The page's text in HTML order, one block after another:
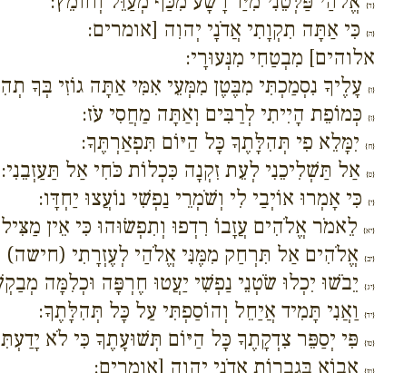
{ד}
{ה} כִּי אַתָּה תִקְוָתִי אֲדֹנָי יְהוִה [אומרים:
אלוהים] מִבְטַחִי מִנְּעוּרָי:
{ו} עָלֶיךָ נִסְמַכְתִּי מִבֶּטֶן מִמְּעֵי אִמִּי אַתָּה גוֹזִי בְּךָ
{ז} כְּמוֹפֵת הָיִיתִי לְרַבִּים וְאַתָּה מַחֲסִי עֹז:
{ח} יִמָּלֵא פִי תְּהִלָּתֶךָ כָּל הַיּוֹם תִּפְאַרְתֶּךָ:
{ט} אַל תַּשְׁלִיכֵנִי לְעֵת זִקְנָה כִּכְלוֹת כֹּחִי אַל תַּעַזְבֵנִי:
{י} כִּי אָמְרוּ אוֹיְבַי לִי וְשֹׁמְרֵי נַפְשִׁי נוֹעֲצוּ יַחְדָּו:
{יא} לֵאמֹר אֱלֹהִים עֲזָבוֹ רִדְפוּ וְתִפְשׂוּהוּ כִּי אֵין
{יב} אֱלֹהִים אַל תִּרְחַק מִמֶּנִּי אֱלֹהַי לְעֶזְרָתִי
{יג} יֵבֹשׁוּ יִכְלוּ שֹׂטְנֵי נַפְשִׁי יַעֲטוּ חֶרְפָּה וּכְלִמָּה
{יד} וַאֲנִי תָּמִיד אֲיַחֵל וְהוֹסַפְתִּי עַל כָּל תְּהִלָּתֶךָ:
{טו} פִּי יְסַפֵּר צִדְקָתֶךָ כָּל הַיּוֹם תְּשׁוּעָתֶךָ כִּי לֹא
אָבוֹא בִּגְבֻרוֹת אֲדֹנָי יְהוִה [אומרים: